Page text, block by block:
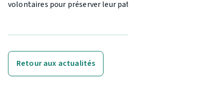
volontaires pour préserver leur patrimoine naturel !
Retour aux actualités